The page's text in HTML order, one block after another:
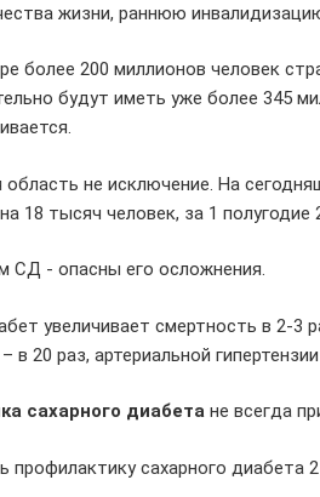
жизни, раннюю
более 200 миллионов человек
будут иметь уже более 345
не исключение. На
18 тысяч человек, за 1
СД - опасны его осложнения.
увеличивает смертность в 2-3
в 20 раз, артериальной
сахарного диабета не всегда
профилактику сахарного диабета